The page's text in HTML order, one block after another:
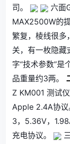
司。
六面
MAX2500W的
繁复，棱线很多
关，有一枚隐藏
字“技术参数”是
品重量约3两。
Z KM001 测试仪
Apple 2.4A协议
3，5.36V，
充电协议。